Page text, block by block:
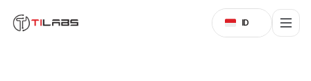
Select Language
ID